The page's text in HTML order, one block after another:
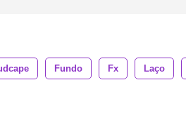
Fundo Fx Laço